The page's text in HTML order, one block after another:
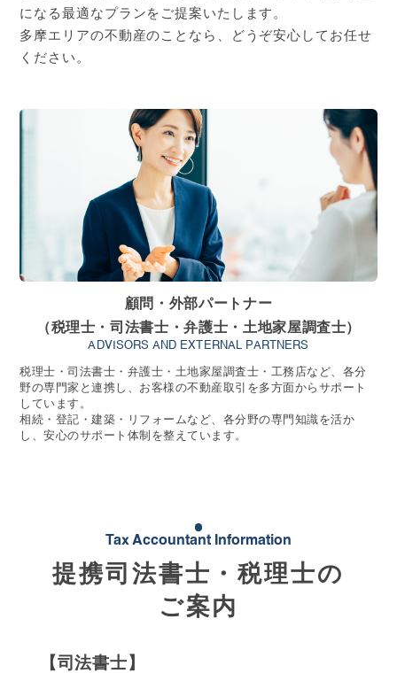
になる最適なプランをご提案いたします。
多摩エリアの不動産のことなら、どうぞ安心してお任せ
ください。
顧問・外部パートナー
（税理士・司法書士・弁護士・土地家屋調査士）
ADVISORS AND EXTERNAL PARTNERS
税理士・司法書士・弁護士・土地家屋調査士・工務店など、各分
野の専門家と連携し、お客様の不動産取引を多方面からサポート
しています。
相続・登記・建築・リフォームなど、各分野の専門知識を活か
し、安心のサポート体制を整えています。
Tax Accountant Information
提携司法書士・税理士の
ご案内
【司法書士】